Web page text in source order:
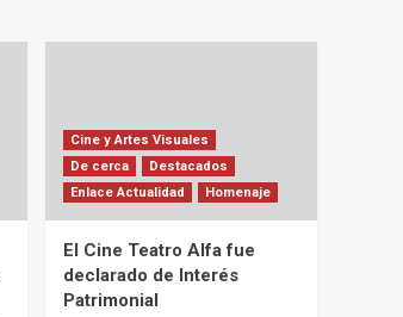
Cine y Artes Visuales
De cerca
Destacados
Enlace Actualidad
Homenaje
El Cine Teatro Alfa fue
declarado de Interés
Patrimonial